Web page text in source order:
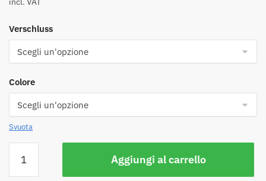
Verschluss
Colore
Svuota
Aggiungi al carrello